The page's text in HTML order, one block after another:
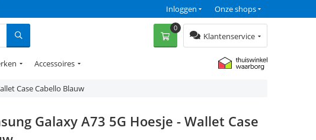
Onze shops
Inloggen
Klantenservice
0
Accessoires
Case Cabello Blauw
Galaxy A73 5G Hoesje - Wallet Case